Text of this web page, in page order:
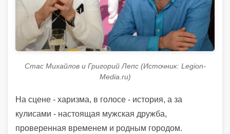
Стас Михайлов и Григорий Лепс (Источник: Legion-
Media.ru)
На сцене - харизма, в голосе - история, а за
кулисами - настоящая мужская дружба,
проверенная временем и родным городом.